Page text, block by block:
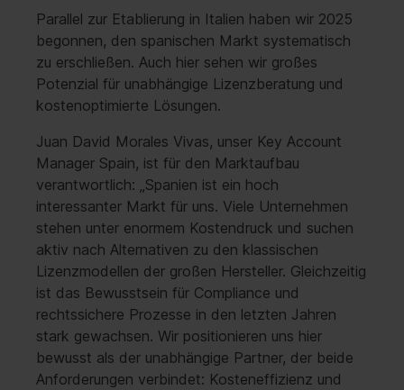
Parallel zur Etablierung in Italien haben wir 2025
begonnen, den spanischen Markt systematisch
zu erschließen. Auch hier sehen wir großes
Potenzial für unabhängige Lizenzberatung und
kostenoptimierte Lösungen.
Juan David Morales Vivas, unser Key Account
Manager Spain, ist für den Marktaufbau
verantwortlich: „Spanien ist ein hoch
interessanter Markt für uns. Viele Unternehmen
stehen unter enormem Kostendruck und suchen
aktiv nach Alternativen zu den klassischen
Lizenzmodellen der großen Hersteller. Gleichzeitig
ist das Bewusstsein für Compliance und
rechtssichere Prozesse in den letzten Jahren
stark gewachsen. Wir positionieren uns hier
bewusst als der unabhängige Partner, der beide
Anforderungen verbindet: Kosteneffizienz und